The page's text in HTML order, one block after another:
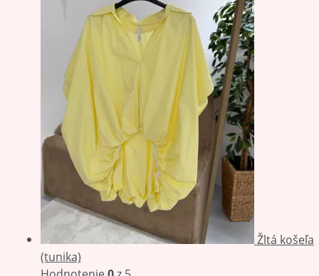
Žltá košeľa
(tunika)